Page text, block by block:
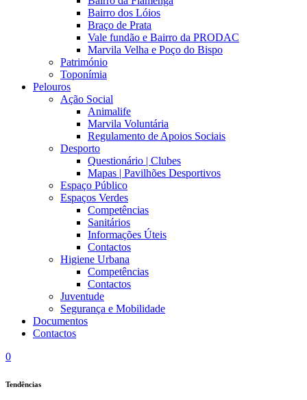
Bairro dos Lóios
Braço de Prata
Vale fundão e Bairro da PRODAC
Marvila Velha e Poço do Bispo
Património
Toponímia
Pelouros
Ação Social
Animalife
Marvila Voluntária
Regulamento de Apoios Sociais
Desporto
Questionário | Clubes
Mapas | Pavilhões Desportivos
Espaço Público
Espaços Verdes
Competências
Sanitários
Informações Úteis
Contactos
Higiene Urbana
Competências
Contactos
Juventude
Segurança e Mobilidade
Documentos
Contactos
0
Tendências